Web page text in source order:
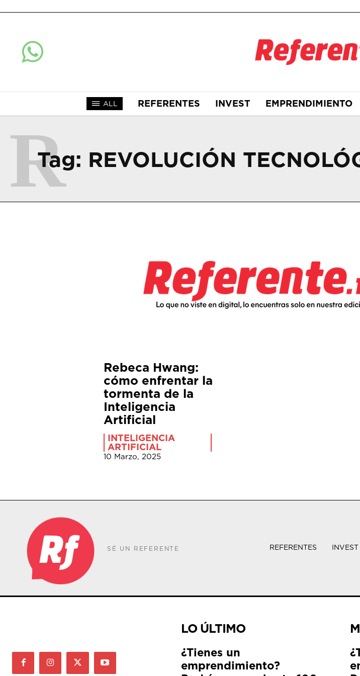
ALL REFERENTES INVEST EMPRENDIMIENTO
Tag: REVOLUCIÓN
R
Rebeca Hwang:
cómo enfrentar la
tormenta de la
Inteligencia
Artificial
INTELIGENCIA
ARTIFICIAL
10 Marzo, 2025
SÉ UN REFERENTE REFERENTES INVEST
LO ÚLTIMO
¿Tienes un
emprendimiento?